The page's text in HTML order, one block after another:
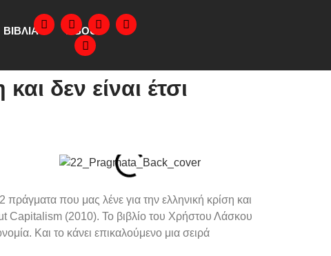
ΒΙΒΛΙΑ ABOUT
δεν είναι έτσι
πράγματα που μας λένε για την ελληνική κρίση και
Capitalism (2010). Το βιβλίο του Χρήστου Λάσκου
Και το κάνει επικαλούμενο μια σειρά